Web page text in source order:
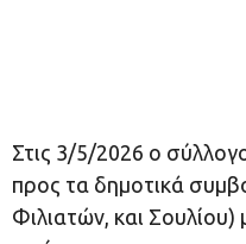
Στις 3/5/2026 ο
προς τα δημοτικά
Φιλιατών, και Σουλίου)